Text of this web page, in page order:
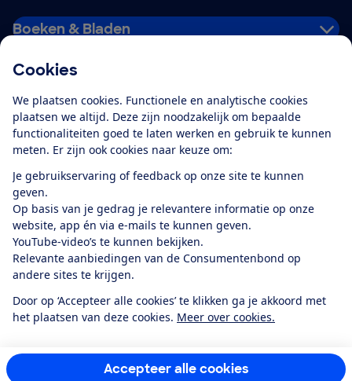
Cookies
We plaatsen cookies. Functionele en analytische cookies
plaatsen we altijd. Deze zijn noodzakelijk om bepaalde
functionaliteiten goed te laten werken en gebruik te kunnen
meten. Er zijn ook cookies naar keuze om:
Je gebruikservaring of feedback op onze site te kunnen
geven.
Op basis van je gedrag je relevantere informatie op onze
website, app én via e-mails te kunnen geven.
YouTube-video’s te kunnen bekijken.
Relevante aanbiedingen van de Consumentenbond op
andere sites te krijgen.
Door op ‘Accepteer alle cookies’ te klikken ga je akkoord met
het plaatsen van deze cookies. Meer over cookies.
Accepteer alle cookies
Boeken & Bladen
Alles over de
app
Algemene Voorwaarden
Privacyverklaring
Cookiebeleid
Privacyvoorkeuren
Toegankelijkheid
RSS-feed nieuws
Facebook
TwitterInstagram
YoutubeLinkedIn
12.901consumentenbeoordelen de Consumentenbondmet gemiddeld